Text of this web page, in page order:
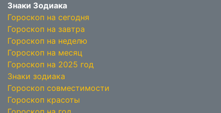
Знаки Зодиака
Гороскоп на сегодня
Гороскоп на завтра
Гороскоп на неделю
Гороскоп на месяц
Гороскоп на 2025 год
Знаки зодиака
Гороскоп совместимости
Гороскоп красоты